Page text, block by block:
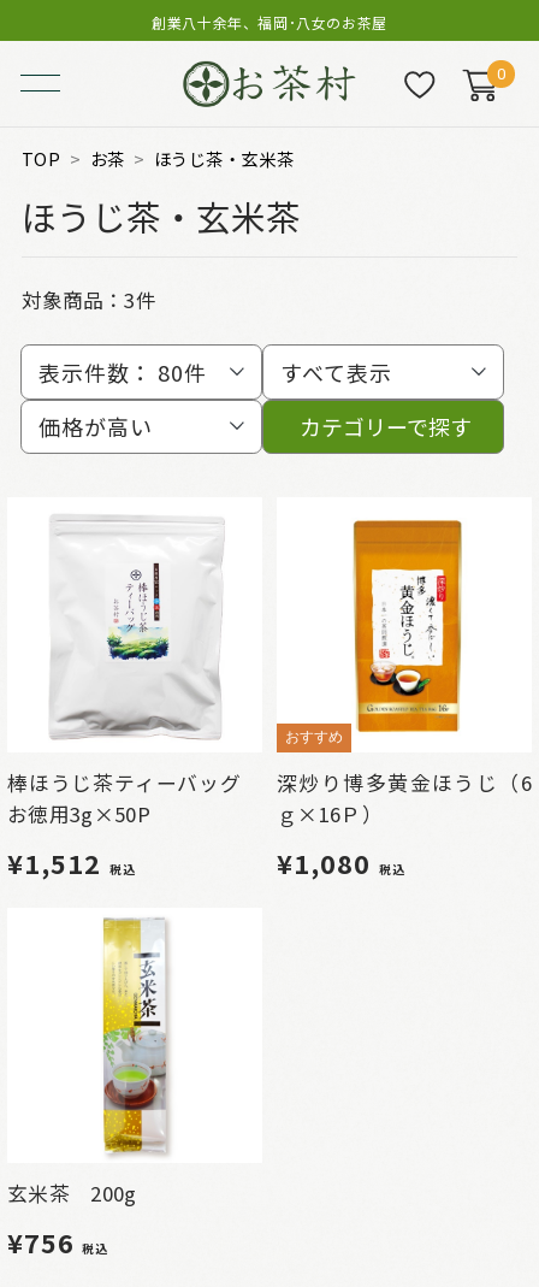
創業八十余年、福岡･八女のお茶屋
0
TOP お茶 ほうじ茶・玄米茶
ほうじ茶・玄米茶
対象商品： 3件
表示件数： 80件
すべて表示
価格が高い
カテゴリーで探す
棒ほうじ茶ティーバッグ
お徳用3g×50P
¥1,512 税込
おすすめ
深炒り博多黄金ほうじ（6
ｇ×16Ｐ）
¥1,080 税込
玄米茶 200g
¥756税込